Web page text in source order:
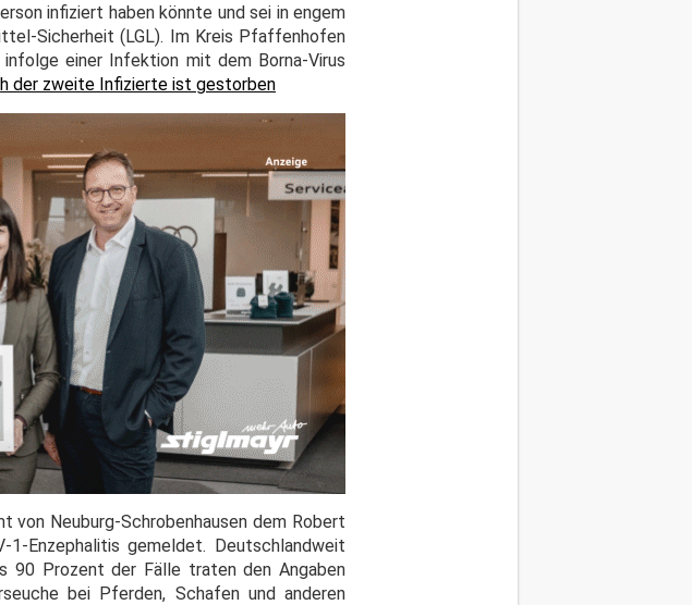
infiziert haben könnte und sei in engem
Sicherheit (LGL). Im Kreis Pfaffenhofen
einer Infektion mit dem Borna-Virus
der zweite Infizierte ist gestorben
von Neuburg-Schrobenhausen dem Robert
Enzephalitis gemeldet. Deutschlandweit
90 Prozent der Fälle traten den Angaben
bei Pferden, Schafen und anderen